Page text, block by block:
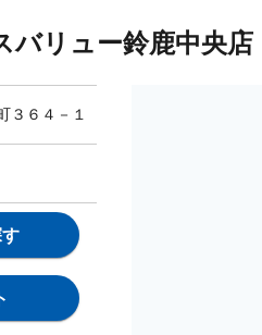
バリュー鈴鹿中央店
３６４－１